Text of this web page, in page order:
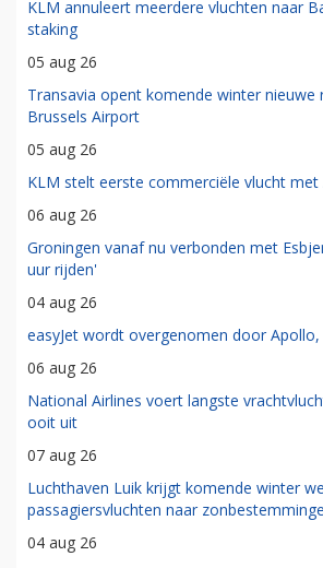
KLM annuleert meerdere vluchten naar
staking
05 aug 26
Transavia opent komende winter nieuwe
Brussels Airport
05 aug 26
KLM stelt eerste commerciële vlucht met
06 aug 26
Groningen vanaf nu verbonden met
uur rijden'
04 aug 26
easyJet wordt overgenomen door
06 aug 26
National Airlines voert langste
ooit uit
07 aug 26
Luchthaven Luik krijgt komende winter
passagiersvluchten naar
04 aug 26